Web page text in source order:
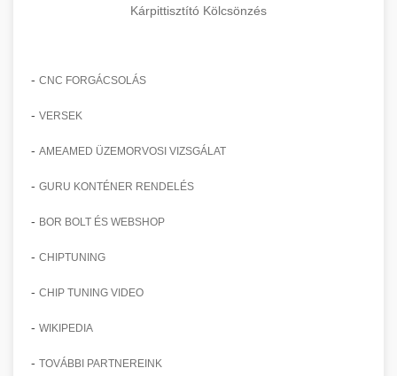
Kárpittisztító Kölcsönzés
- CNC FORGÁCSOLÁS
- VERSEK
- AMEAMED ÜZEMORVOSI VIZSGÁLAT
- GURU KONTÉNER RENDELÉS
- BOR BOLT ÉS WEBSHOP
- CHIPTUNING
- CHIP TUNING VIDEO
- WIKIPEDIA
- TOVÁBBI PARTNEREINK